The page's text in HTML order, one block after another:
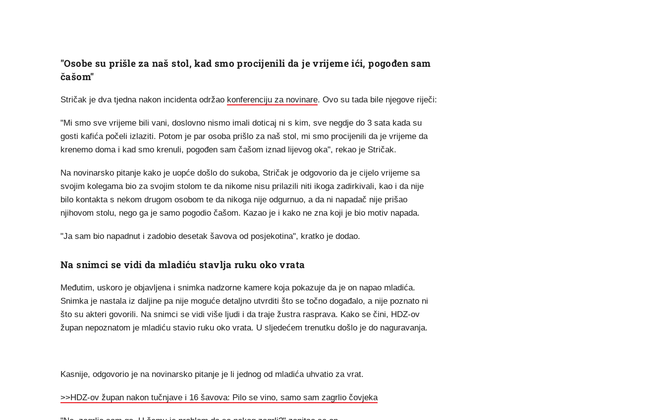
"Osobe su prišle za naš stol, kad smo procijenili da je vrijeme ići, pogođen sam
čašom"
Stričak je dva tjedna nakon incidenta održao konferenciju za novinare. Ovo su tada bile njegove riječi:
"Mi smo sve vrijeme bili vani, doslovno nismo imali doticaj ni s kim, sve negdje do 3 sata kada su
gosti kafića počeli izlaziti. Potom je par osoba prišlo za naš stol, mi smo procijenili da je vrijeme da
krenemo doma i kad smo krenuli, pogođen sam čašom iznad lijevog oka", rekao je Stričak.
Na novinarsko pitanje kako je uopće došlo do sukoba, Stričak je odgovorio da je cijelo vrijeme sa
svojim kolegama bio za svojim stolom te da nikome nisu prilazili niti ikoga zadirkivali, kao i da nije
bilo kontakta s nekom drugom osobom te da nikoga nije odgurnuo, a da ni napadač nije prišao
njihovom stolu, nego ga je samo pogodio čašom. Kazao je i kako ne zna koji je bio motiv napada.
"Ja sam bio napadnut i zadobio desetak šavova od posjekotina", kratko je dodao.
Na snimci se vidi da mladiću stavlja ruku oko vrata
Međutim, uskoro je objavljena i snimka nadzorne kamere koja pokazuje da je on napao mladića.
Snimka je nastala iz daljine pa nije moguće detaljno utvrditi što se točno događalo, a nije poznato ni
što su akteri govorili. Na snimci se vidi više ljudi i da traje žustra rasprava. Kako se čini, HDZ-ov
župan nepoznatom je mladiću stavio ruku oko vrata. U sljedećem trenutku došlo je do naguravanja.
Kasnije, odgovorio je na novinarsko pitanje je li jednog od mladića uhvatio za vrat.
>>HDZ-ov župan nakon tučnjave i 16 šavova: Pilo se vino, samo sam zagrlio čovjeka